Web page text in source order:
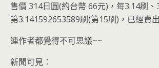
售價 314日圓(約台幣 66元)，每3.14刷
第3.141592653589刷(第15刷)，已經賣
連作者都覺得不可思議~~
新聞可見：